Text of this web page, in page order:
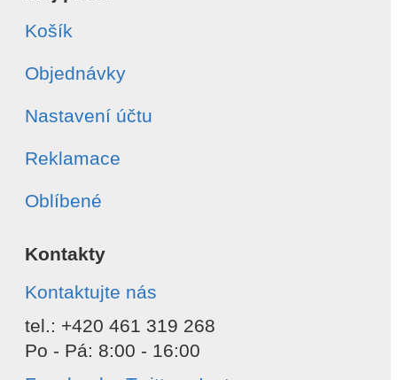
Košík
Objednávky
Nastavení účtu
Reklamace
Oblíbené
Kontakty
Kontaktujte nás
tel.: +420 461 319 268
Po - Pá: 8:00 - 16:00